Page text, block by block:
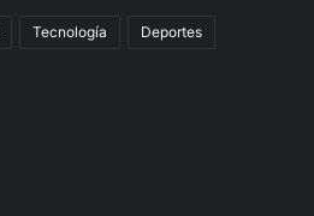
Tecnología Deportes